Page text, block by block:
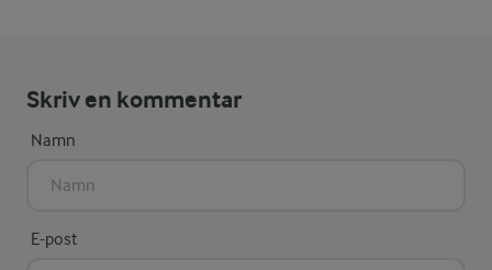
Skriv en kommentar
Namn
E-post